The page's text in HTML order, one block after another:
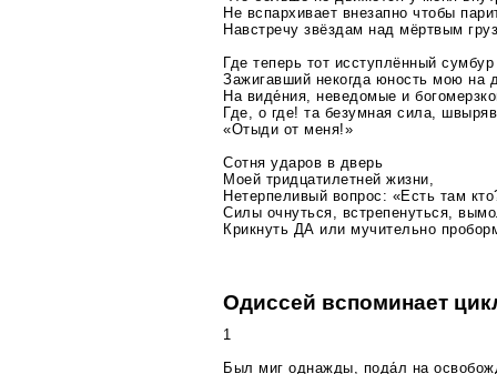
Не вспархивает внезапно чтобы
Навстречу звёздам над мёртвым
Где теперь тот исступлённый сумбур
Зажигавший некогда юность мою на
На виде́ния, неведомые и
Где, о где! та безумная сила,
«Отыди от меня!»
Сотня ударов в дверь
Моей тридцатилетней жизни,
Нетерпеливый вопрос: «Есть там
Силы очнуться, встрепенуться,
Крикнуть ДА или мучительно
Одиссей вспоминает
1
Был миг однажды, пода́л на